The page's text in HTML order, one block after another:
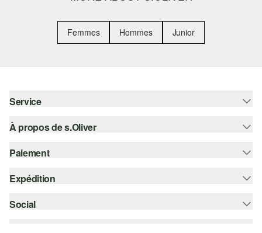
Femmes Hommes Junior
Service
Aide - FAQ
À propos de s.Oliver
S'abonner à la Newsletter
s.Oliver Card
Paiement
Carte de crédit
Expédition
Suivi de colis
Social